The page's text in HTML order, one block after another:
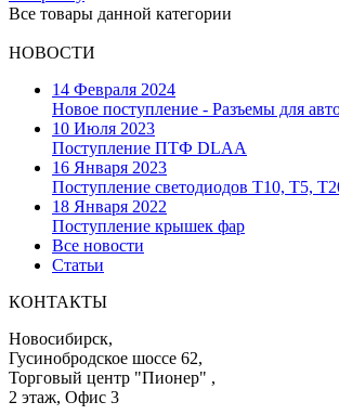
Все товары данной категории
НОВОСТИ
14 Февраля 2024
Новое поступление - Разъемы для
10 Июля 2023
Поступление ПТФ DLAA
16 Января 2023
Поступление светодиодов T10, T5,
18 Января 2022
Поступление крышек фар
Все новости
Статьи
КОНТАКТЫ
Новосибирск,
Гусинобродское шоссе 62,
Торговый центр "Пионер" ,
2 этаж, Офис 3